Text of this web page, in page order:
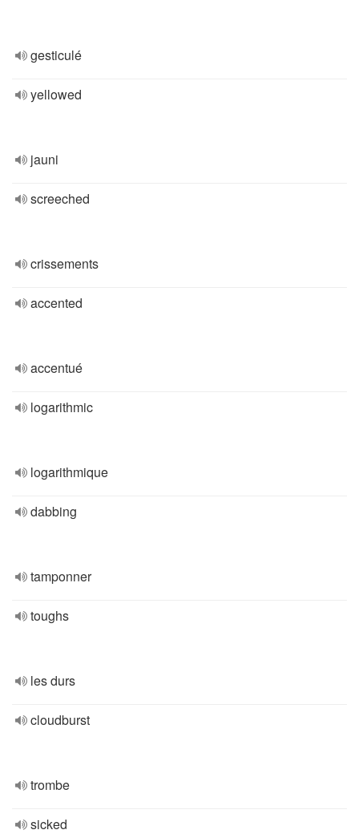
gesticulé
yellowed
jauni
screeched
crissements
accented
accentué
logarithmic
logarithmique
dabbing
tamponner
toughs
les durs
cloudburst
trombe
sicked